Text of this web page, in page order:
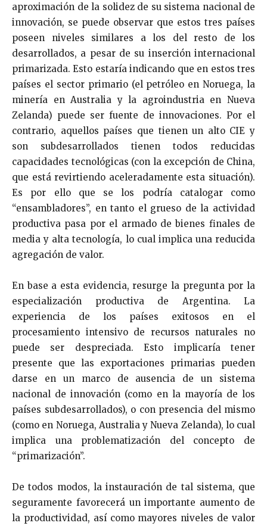
aproximación de la solidez de su sistema nacional de
innovación, se puede observar que estos tres países
poseen niveles similares a los del resto de los
desarrollados, a pesar de su inserción internacional
primarizada. Esto estaría indicando que en estos tres
países el sector primario (el petróleo en Noruega, la
minería en Australia y la agroindustria en Nueva
Zelanda) puede ser fuente de innovaciones. Por el
contrario, aquellos países que tienen un alto CIE y
son subdesarrollados tienen todos reducidas
capacidades tecnológicas (con la excepción de China,
que está revirtiendo aceleradamente esta situación).
Es por ello que se los podría catalogar como
“ensambladores”, en tanto el grueso de la actividad
productiva pasa por el armado de bienes finales de
media y alta tecnología, lo cual implica una reducida
agregación de valor.
En base a esta evidencia, resurge la pregunta por la
especialización productiva de Argentina. La
experiencia de los países exitosos en el
procesamiento intensivo de recursos naturales no
puede ser despreciada. Esto implicaría tener
presente que las exportaciones primarias pueden
darse en un marco de ausencia de un sistema
nacional de innovación (como en la mayoría de los
países subdesarrollados), o con presencia del mismo
(como en Noruega, Australia y Nueva Zelanda), lo cual
implica una problematización del concepto de
“primarización”.
De todos modos, la instauración de tal sistema, que
seguramente favorecerá un importante aumento de
la productividad, así como mayores niveles de valor